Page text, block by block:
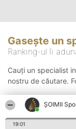
ȘOIMII
19:01
Gasește un
Ranking-ul îi
Cauți un specialist
nostru de căutare.